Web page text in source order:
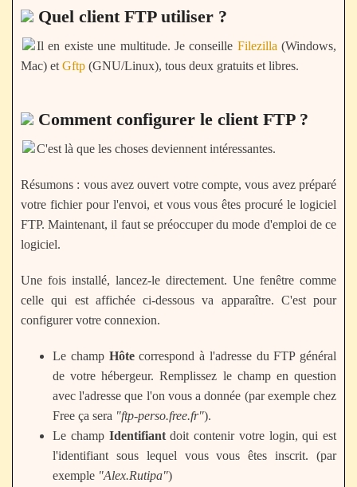
Quel client FTP utiliser ?
Il en existe une multitude. Je conseille Filezilla (Windows,
Mac) et Gftp (GNU/Linux), tous deux gratuits et libres.
Comment configurer le client FTP ?
C'est là que les choses deviennent intéressantes.
Résumons : vous avez ouvert votre compte, vous avez préparé
votre fichier pour l'envoi, et vous vous êtes procuré le logiciel
FTP. Maintenant, il faut se préoccuper du mode d'emploi de ce
logiciel.
Une fois installé, lancez-le directement. Une fenêtre comme
celle qui est affichée ci-dessous va apparaître. C'est pour
configurer votre connexion.
Le champ Hôtecorrespond à l'adresse du FTP général
de votre hébergeur. Remplissez le champ en question
avec l'adresse que l'on vous a donnée (par exemple chez
Free ça sera "ftp-perso.free.fr").
Le champ Identifiantdoit contenir votre login, qui est
l'identifiant sous lequel vous vous êtes inscrit. (par
exemple "Alex.Rutipa")